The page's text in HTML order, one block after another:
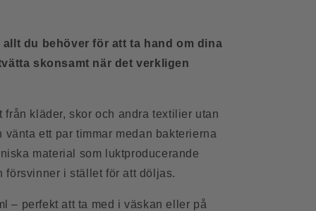
du behöver för att ta hand om dina
skonsamt när det verkligen
kläder, skor och andra textilier utan
ett par timmar medan bakterierna
material som luktproducerande
försvinner i stället för att döljas.
– perfekt att ta med i väskan eller på